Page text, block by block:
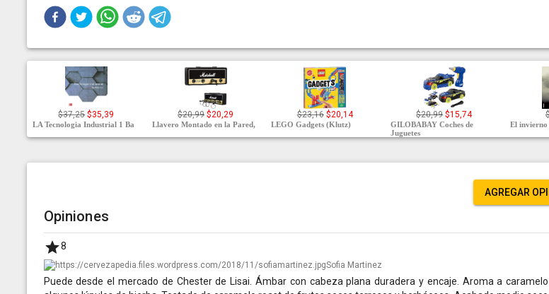
$37,25 $35,39
LA Tecnologia Industrial 1 Ba
$20,99 $20,29
Llavero Montado en la Pared,
$23,16 $20,14
LEGO Gadgets (Klutz)
$20,99 $15,74
GILOBABAY Coches de
Juguetes
El invierno
AGREGAR
Opiniones
8
Sofia Martinez
Puede desde el mercado de Chester de Lisai. Ámbar con cabeza plana duradera y encaje. Aroma a